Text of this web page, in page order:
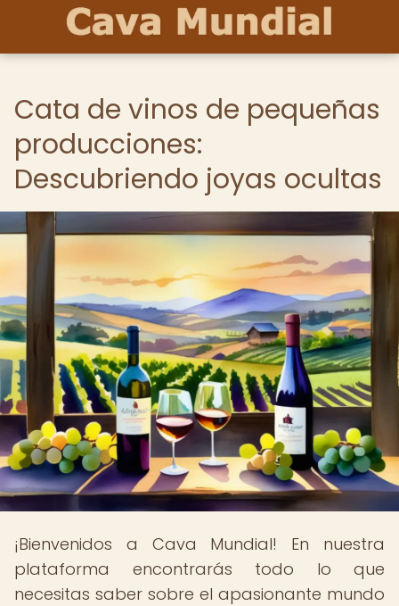
Cata de vinos de pequeñas
producciones:
Descubriendo joyas ocultas
¡Bienvenidos a Cava Mundial! En nuestra
plataforma encontrarás todo lo que
necesitas saber sobre el apasionante mundo